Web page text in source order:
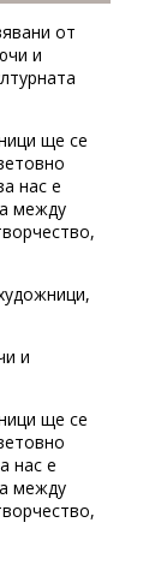
от
и
ще се
нас е
между
и
ще се
нас е
между